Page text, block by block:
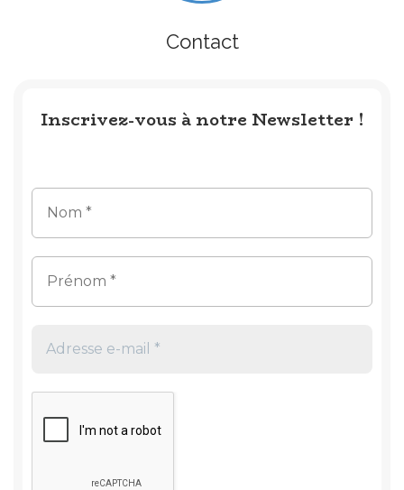
Contact
Inscrivez-vous à notre Newsletter !